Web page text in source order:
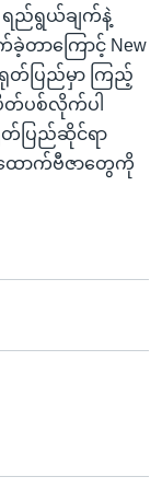
ရည်ရွယ်ချက်နဲ့
တာကြောင့် New
ရုတ်ပြည်မှာ ကြည့်
တ်ပစ်လိုက်ပါ
တ်ပြည်ဆိုင်ရာ
ထောက်ဗီဇာတွေကို